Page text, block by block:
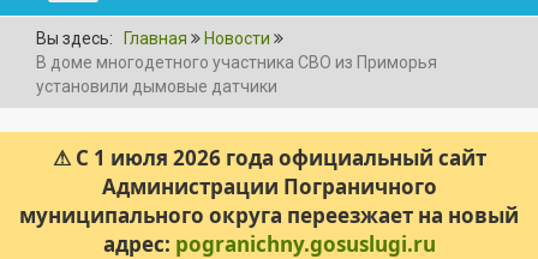
Вы здесь: Главная
Новости
В доме многодетного участника СВО из Приморья
установили дымовые датчики
⚠ С 1 июля 2026 года официальный сайт
Администрации Пограничного
муниципального округа переезжает на новый
адрес: pogranichny.gosuslugi.ru